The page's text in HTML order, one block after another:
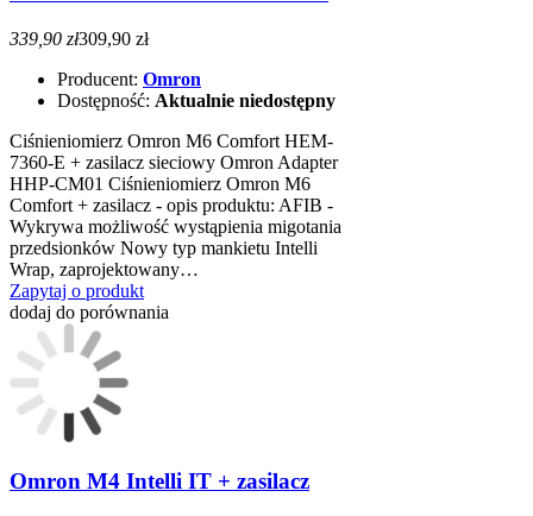
339,90 zł309,90 zł
Producent: Omron
Dostępność: Aktualnie niedostępny
Ciśnieniomierz Omron M6 Comfort HEM-
7360-E + zasilacz sieciowy Omron Adapter
HHP-CM01 Ciśnieniomierz Omron M6
Comfort + zasilacz - opis produktu: AFIB -
Wykrywa możliwość wystąpienia migotania
przedsionków Nowy typ mankietu Intelli
Wrap, zaprojektowany…
Zapytaj o produkt
dodaj do porównania
Omron M4 Intelli IT + zasilacz